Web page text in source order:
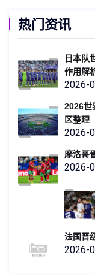
热门资讯
日本队
作用解
2026-
2026世
区整理
2026-
摩洛哥
2026-
法国晋
2026-